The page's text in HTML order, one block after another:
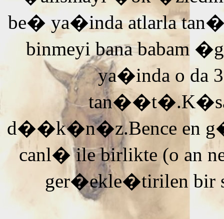
be� ya�inda atlarla
binmeyi bana babam
ya�inda o da
d��k�n�z.Bence en
canl� ile birlikte (o an
ger�ekle�tirilen bir